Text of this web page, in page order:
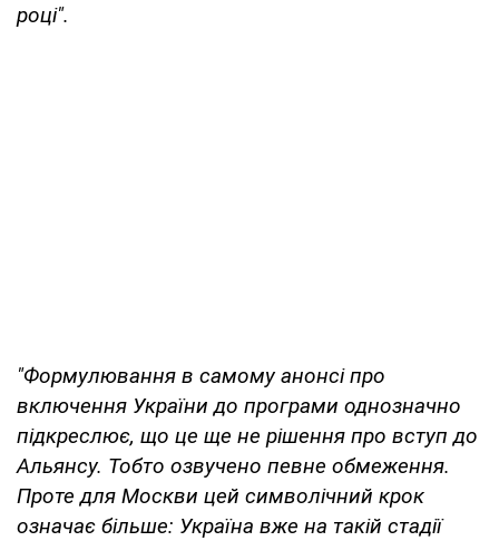
році".
"Формулювання в самому анонсі про
включення України до програми однозначно
підкреслює, що це ще не рішення про вступ до
Альянсу. Тобто озвучено певне обмеження.
Проте для Москви цей символічний крок
означає більше: Україна вже на такій стадії